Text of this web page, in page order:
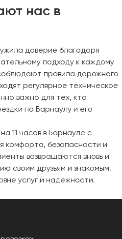
нас в
доверие благодаря
подходу к каждому
правила дорожного
регулярное техническое
важно для тех, кто
по Барнаулу и его
11 часов в Барнауле с
комфорта, безопасности и
возвращаются вновь и
своим друзьям и знакомым,
услуг и надежности.